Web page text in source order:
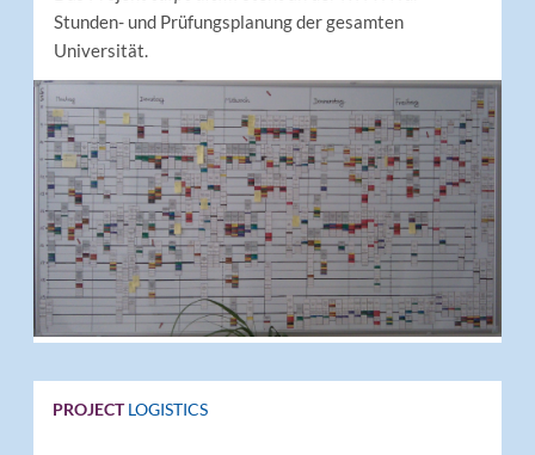
Stunden- und Prüfungsplanung der gesamten
Universität.
PROJECT LOGISTICS